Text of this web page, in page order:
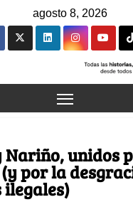
agosto 8, 2026
Nariño, unidos
por la